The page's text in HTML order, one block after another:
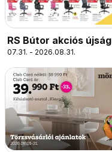
RS Bútor akciós újság
07.31. - 2026.08.31.